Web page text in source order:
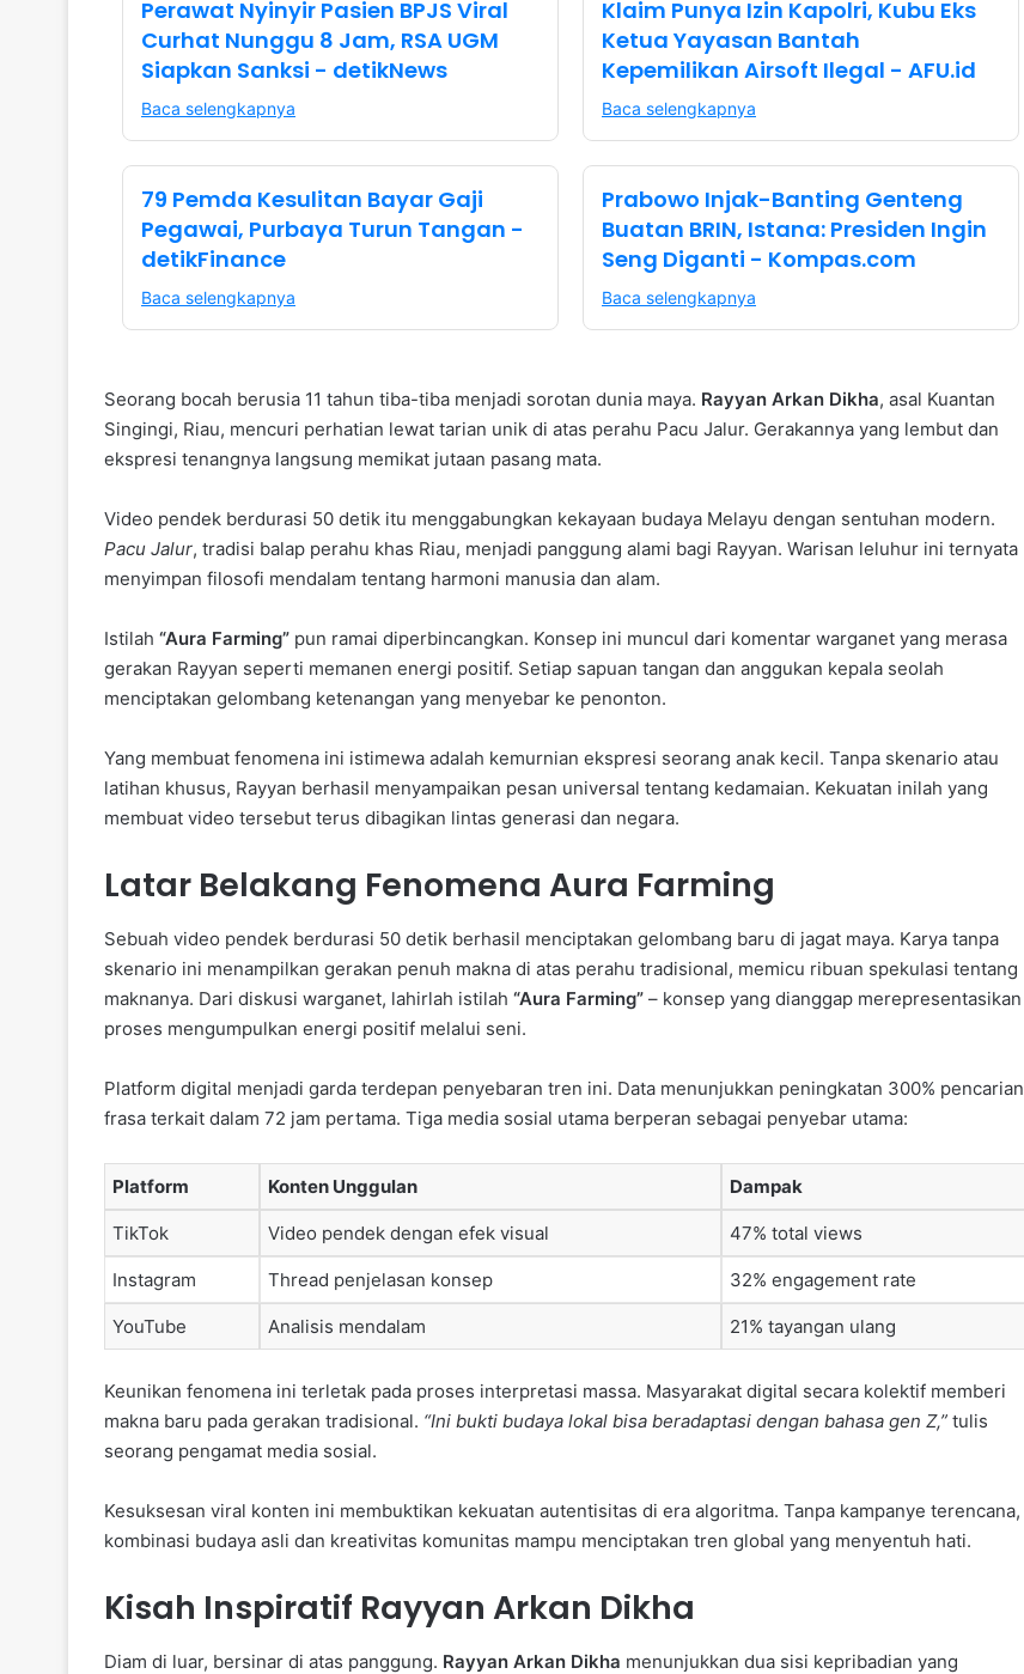
Perawat Nyinyir Pasien BPJS Viral
Curhat Nunggu 8 Jam, RSA UGM
Siapkan Sanksi - detikNews
Baca selengkapnya
Klaim Punya Izin Kapolri, Kubu Eks
Ketua Yayasan Bantah
Kepemilikan Airsoft Ilegal - AFU.id
Baca selengkapnya
79 Pemda Kesulitan Bayar Gaji
Pegawai, Purbaya Turun Tangan -
detikFinance
Baca selengkapnya
Prabowo Injak-Banting Genteng
Buatan BRIN, Istana: Presiden Ingin
Seng Diganti - Kompas.com
Baca selengkapnya
Seorang bocah berusia 11 tahun tiba-tiba menjadi sorotan dunia maya. Rayyan Arkan Dikha, asal Kuantan
Singingi, Riau, mencuri perhatian lewat tarian unik di atas perahu Pacu Jalur. Gerakannya yang lembut dan
ekspresi tenangnya langsung memikat jutaan pasang mata.
Video pendek berdurasi 50 detik itu menggabungkan kekayaan budaya Melayu dengan sentuhan modern.
Pacu Jalur, tradisi balap perahu khas Riau, menjadi panggung alami bagi Rayyan. Warisan leluhur ini ternyata
menyimpan filosofi mendalam tentang harmoni manusia dan alam.
Istilah “Aura Farming” pun ramai diperbincangkan. Konsep ini muncul dari komentar warganet yang merasa
gerakan Rayyan seperti memanen energi positif. Setiap sapuan tangan dan anggukan kepala seolah
menciptakan gelombang ketenangan yang menyebar ke penonton.
Yang membuat fenomena ini istimewa adalah kemurnian ekspresi seorang anak kecil. Tanpa skenario atau
latihan khusus, Rayyan berhasil menyampaikan pesan universal tentang kedamaian. Kekuatan inilah yang
membuat video tersebut terus dibagikan lintas generasi dan negara.
Latar Belakang Fenomena Aura Farming
Sebuah video pendek berdurasi 50 detik berhasil menciptakan gelombang baru di jagat maya. Karya tanpa
skenario ini menampilkan gerakan penuh makna di atas perahu tradisional, memicu ribuan spekulasi tentang
maknanya. Dari diskusi warganet, lahirlah istilah “Aura Farming” – konsep yang dianggap merepresentasikan
proses mengumpulkan energi positif melalui seni.
Platform digital menjadi garda terdepan penyebaran tren ini. Data menunjukkan peningkatan 300% pencarian
frasa terkait dalam 72 jam pertama. Tiga media sosial utama berperan sebagai penyebar utama:
Platform Konten Unggulan Dampak
TikTok Video pendek dengan efek visual 47% total views
Instagram Thread penjelasan konsep 32% engagement rate
YouTube Analisis mendalam 21% tayangan ulang
Keunikan fenomena ini terletak pada proses interpretasi massa. Masyarakat digital secara kolektif memberi
makna baru pada gerakan tradisional. “Ini bukti budaya lokal bisa beradaptasi dengan bahasa gen Z,” tulis
seorang pengamat media sosial.
Kesuksesan viral konten ini membuktikan kekuatan autentisitas di era algoritma. Tanpa kampanye terencana,
kombinasi budaya asli dan kreativitas komunitas mampu menciptakan tren global yang menyentuh hati.
Kisah Inspiratif Rayyan Arkan Dikha
Diam di luar, bersinar di atas panggung. Rayyan Arkan Dikha menunjukkan dua sisi kepribadian yang